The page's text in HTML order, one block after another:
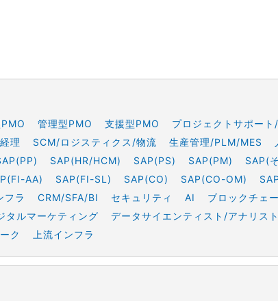
管理型PMO 支援型PMO プロジェクトサポート
理 SCM/ロジスティクス/物流 生産管理/PLM/MES
SAP(HR/HCM) SAP(PS) SAP(PM) SAP(
AA) SAP(FI-SL) SAP(CO) SAP(CO-OM)
フラ CRM/SFA/BI セキュリティ AI ブロックチェ
タルマーケティング データサイエンティスト/アナリスト
ク 上流インフラ